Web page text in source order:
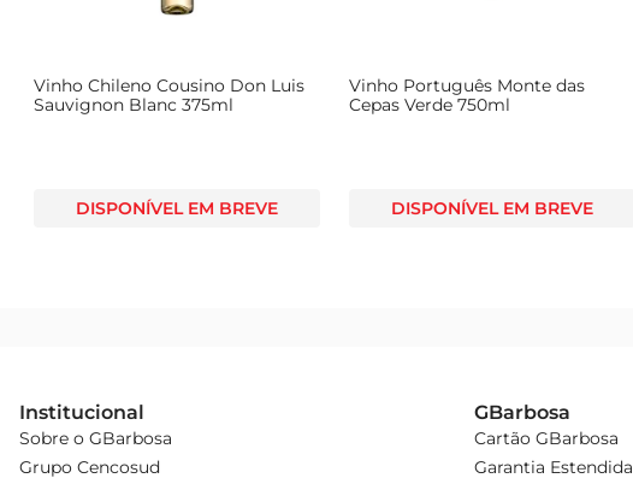
Vinho Chileno Cousino Don Luis
Sauvignon Blanc 375ml
DISPONÍVEL EM BREVE
Vinho Português Monte das
Cepas Verde 750ml
DISPONÍVEL EM BREVE
Institucional
Sobre o GBarbosa
Grupo Cencosud
GBarbosa
Cartão GBarbosa
Garantia Estendida